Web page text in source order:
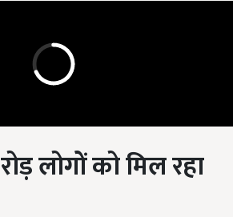
लोगों को मिल रहा